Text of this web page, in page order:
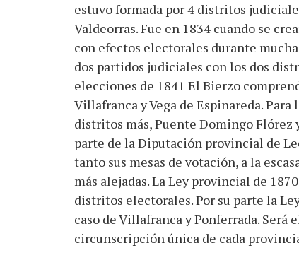
estuvo formada por 4 distritos
Valdeorras. Fue en 1834 cuando se
con efectos electorales durante
dos partidos judiciales con los dos
elecciones de 1841 El Bierzo
Villafranca y Vega de Espinareda.
distritos más, Puente Domingo Flórez
parte de la Diputación provincial de
tanto sus mesas de votación, a la
más alejadas. La Ley provincial de
distritos electorales. Por su parte la
caso de Villafranca y Ponferrada.
circunscripción única de cada